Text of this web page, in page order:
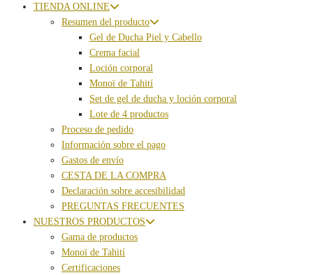
TIENDA ONLINE
Resumen del producto
Gel de Ducha Piel y Cabello
Crema facial
Loción corporal
Monoï de Tahití
Set de gel de ducha y loción corporal
Lote de 4 productos
Proceso de pedido
Información sobre el pago
Gastos de envío
CESTA DE LA COMPRA
Declaración sobre accesibilidad
PREGUNTAS FRECUENTES
NUESTROS PRODUCTOS
Gama de productos
Monoï de Tahití
Certificaciones